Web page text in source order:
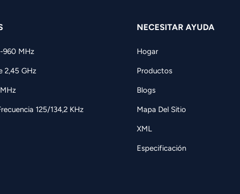
960 MHz
2,45 GHz
125/134,2 KHz
NECESITAR AYUDA
Hogar
Productos
Blogs
Mapa Del Sitio
XML
Especificación